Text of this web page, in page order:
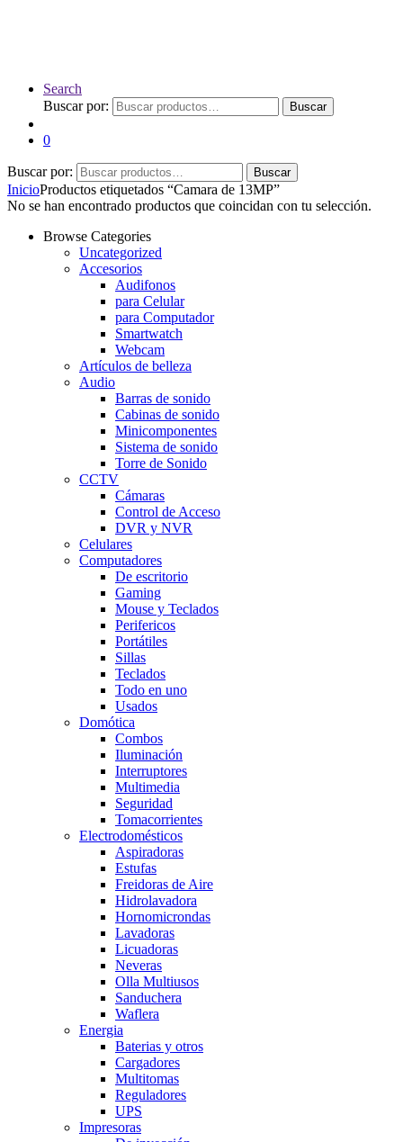
Search
Buscar por:
Buscar
0
Buscar por: Buscar
InicioProductos etiquetados “Camara de 13MP”
No se han encontrado productos que coincidan con tu selección.
Browse Categories
Uncategorized
Accesorios
Audifonos
para Celular
para Computador
Smartwatch
Webcam
Artículos de belleza
Audio
Barras de sonido
Cabinas de sonido
Minicomponentes
Sistema de sonido
Torre de Sonido
CCTV
Cámaras
Control de Acceso
DVR y NVR
Celulares
Computadores
De escritorio
Gaming
Mouse y Teclados
Perifericos
Portátiles
Sillas
Teclados
Todo en uno
Usados
Domótica
Combos
Iluminación
Interruptores
Multimedia
Seguridad
Tomacorrientes
Electrodomésticos
Aspiradoras
Estufas
Freidoras de Aire
Hidrolavadora
Hornomicrondas
Lavadoras
Licuadoras
Neveras
Olla Multiusos
Sanduchera
Waflera
Energia
Baterias y otros
Cargadores
Multitomas
Reguladores
UPS
Impresoras